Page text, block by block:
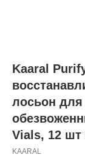
Kaaral
лосьон
Vials, 12 шт
KAARAL